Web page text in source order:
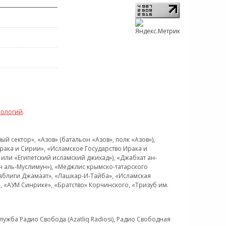
.
«Азов» (батальон «Азов», полк «Азов»),
и Сирии», «Исламское Государство Ирака и
«Египетский исламский джихад»), «Джабхат ан-
Муслимун»), «Меджлис крымско-татарского
Джамаат», «Лашкар-И-Тайба», «Исламская
Синрике», «Братство» Корчинского, «Тризуб им.
Радио Свобода (Azatliq Radiosi), Радио Свободная